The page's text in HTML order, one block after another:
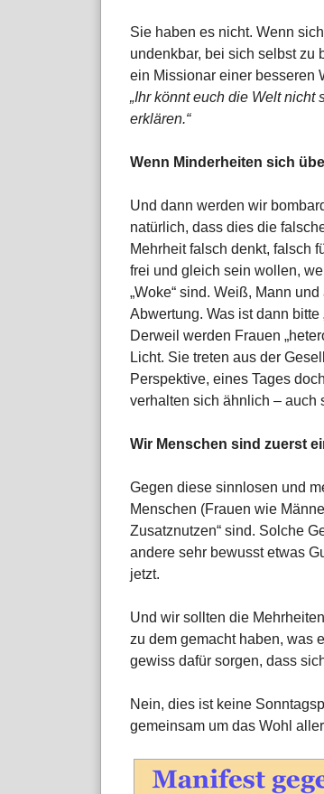
Sie haben es nicht. Wenn
undenkbar, bei sich selbst zu
ein Missionar einer besseren
„Ihr könnt euch die Welt
erklären.“
Wenn Minderheiten sich
Und dann werden wir
natürlich, dass dies die
Mehrheit falsch denkt, falsch
frei und gleich sein wollen,
„Woke“ sind. Weiß, Mann
Abwertung. Was ist dann
Derweil werden Frauen
Licht. Sie treten aus der
Perspektive, eines Tages
verhalten sich ähnlich – auch
Wir Menschen sind zuerst
Gegen diese sinnlosen und
Menschen (Frauen wie
Zusatznutzen“ sind. Solche
andere sehr bewusst etwas
jetzt.
Und wir sollten die
zu dem gemacht haben, was
gewiss dafür sorgen, dass
Nein, dies ist keine
gemeinsam um das Wohl